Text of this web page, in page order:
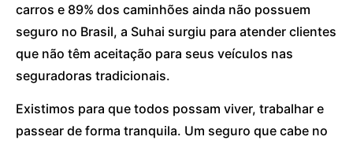
carros e 89% dos caminhões ainda não possuem
seguro no Brasil, a Suhai surgiu para atender clientes
que não têm aceitação para seus veículos nas
seguradoras tradicionais.
Existimos para que todos possam viver, trabalhar e
passear de forma tranquila. Um seguro que cabe no